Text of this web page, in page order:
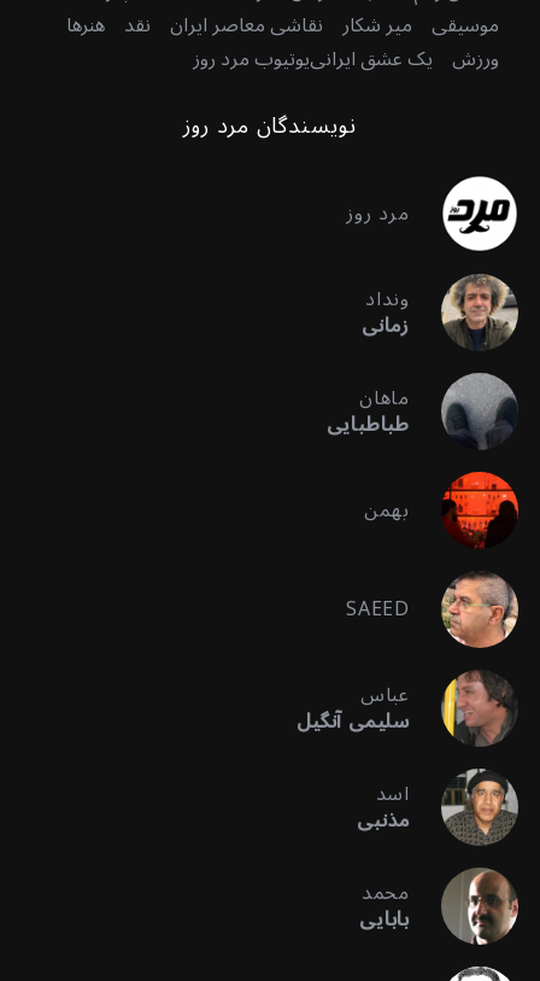
موسیقی میر شکار نقاشی معاصر ایران نقد هنرها
ورزش یک عشق ایرانییوتیوب مرد روز
نویسندگان مرد روز
مرد روز
ونداد
زمانی
ماهان
طباطبایی
بهمن
SAEED
عباس
سلیمی آنگیل
اسد
مذنبی
محمد
بابایی